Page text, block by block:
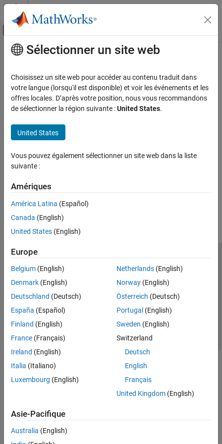
Passer au contenu
Activer/désactiver l'affichage du menu
Accueil de la documentation
Contenu principal
How useful was this information?
Sélectionner un site web
Choisissez un site web pour accéder au contenu traduit dans
votre langue (lorsqu'il est disponible) et voir les événements et les
offres locales. D’après votre position, nous vous recommandons
de sélectionner la région suivante :United States.
United States
Vous pouvez également sélectionner un site web dans la liste
suivante :
Amériques
América Latina (Español)
Canada (English)
United States (English)
Europe
Belgium (English)
Denmark (English)
Deutschland (Deutsch)
España (Español)
Finland (English)
France (Français)
Ireland (English)
Italia (Italiano)
Luxembourg (English)
Netherlands(English)
Norway(English)
Österreich (Deutsch)
Portugal (English)
Sweden (English)
Switzerland
Deutsch
English
Français
United Kingdom(English)
Asie-Pacifique
Australia (English)
Lutte anti-piratage
Contacts locaux
© 1994-2026 The MathWorks, Inc.